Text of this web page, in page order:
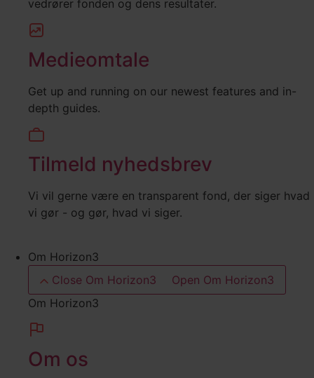
vedrører fonden og dens resultater.
Medieomtale
Get up and running on our newest features and in-
depth guides.
Tilmeld nyhedsbrev
Vi vil gerne være en transparent fond, der siger hvad
vi gør - og gør, hvad vi siger.
Om Horizon3
Close Om Horizon3
Open Om Horizon3
Om Horizon3
Om os